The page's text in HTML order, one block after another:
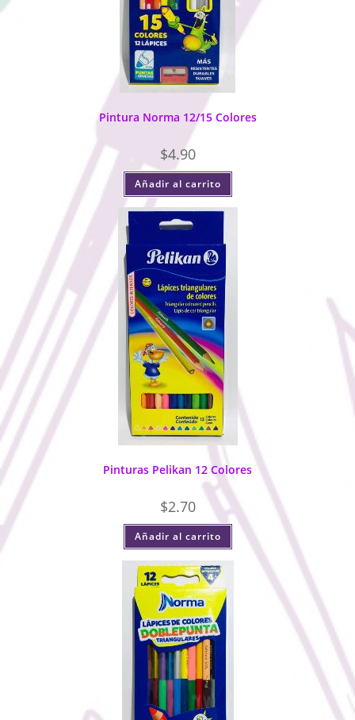
Pintura Norma 12/15 Colores
$4.90
Añadir al carrito
Pinturas Pelikan 12 Colores
$2.70
Añadir al carrito